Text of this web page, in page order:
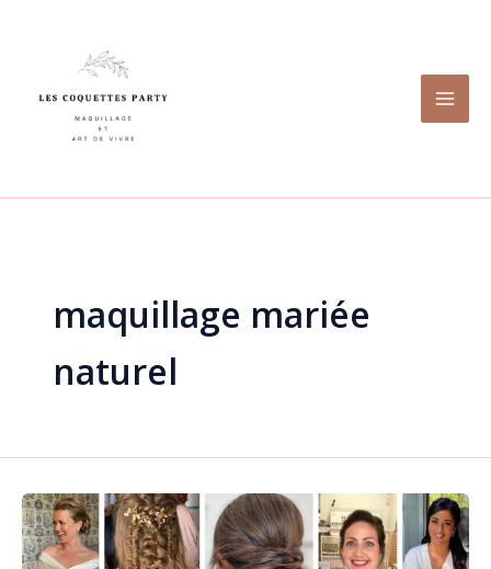
maquillage mariée
naturel